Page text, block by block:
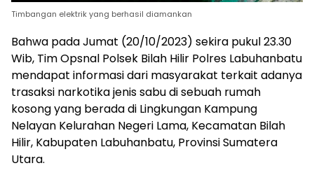
Timbangan elektrik yang berhasil diamankan
Bahwa pada Jumat (20/10/2023) sekira pukul 23.30
Wib, Tim Opsnal Polsek Bilah Hilir Polres Labuhanbatu
mendapat informasi dari masyarakat terkait adanya
trasaksi narkotika jenis sabu di sebuah rumah
kosong yang berada di Lingkungan Kampung
Nelayan Kelurahan Negeri Lama, Kecamatan Bilah
Hilir, Kabupaten Labuhanbatu, Provinsi Sumatera
Utara.